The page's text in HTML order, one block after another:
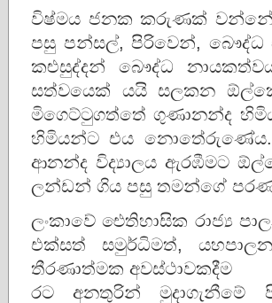
විෂ්මය ජනක කරුණක් වන්නේ
පසු පන්සල්, පිරිවෙන්, බෞද්ධ
කළුසුද්දන් බෞද්ධ
සත්‌වයෙක් යයි සලකන
මිගෙට්ටුගත්තේ ගුණානන්ද
හිමියන්ට එය නොතේරුණේය.
ආනන්ද විද්‍යාලය ඇරඹීමට
ලන්ඩන් ගිය පසු තමන්ගේ පරණ
ලංකාවේ ඓතිහාසික රාජ්‍ය
එක්සත් සමුර්ධිමත්,
තීරණාත්මක අවස්ථාවකදීම
රට අනතුරින් මුදාගැනීමේ